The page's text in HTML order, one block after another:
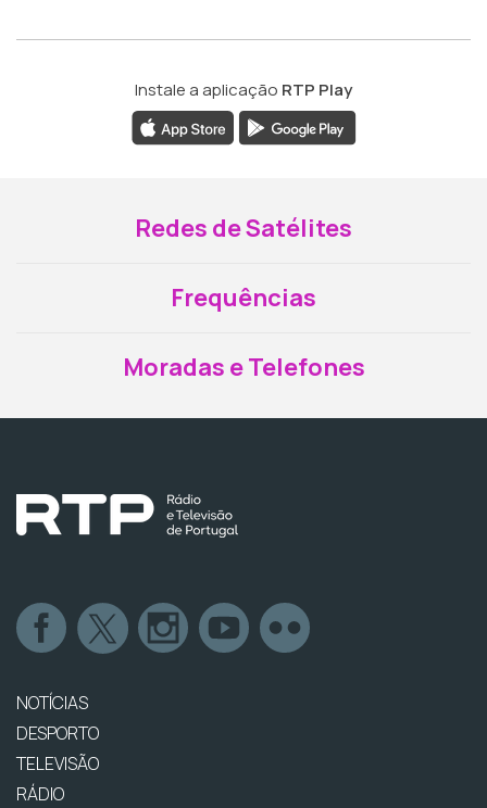
Instale a aplicação RTP Play
Redes de Satélites
Frequências
Moradas e Telefones
NOTÍCIAS
DESPORTO
TELEVISÃO
RÁDIO